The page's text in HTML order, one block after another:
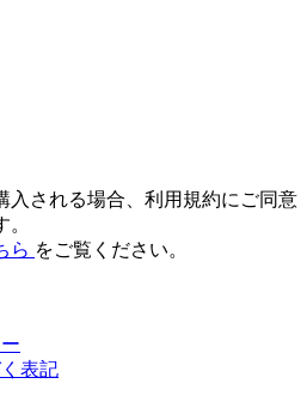
される場合、 利用規約にご同意
ら をご覧ください。
表記